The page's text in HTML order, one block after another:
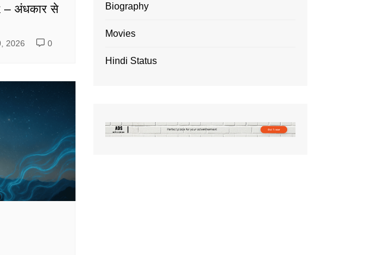
– अंधकार से
2026 0
Biography
Movies
Hindi Status